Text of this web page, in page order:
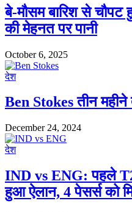
बे-मौसम बारिश से
की मेहनत पर पानी
October 6, 2025
देश
Ben Stokes तीन
December 24, 2024
देश
IND vs ENG: पहले
हुआ ऐलान, 4 पेसर्स को